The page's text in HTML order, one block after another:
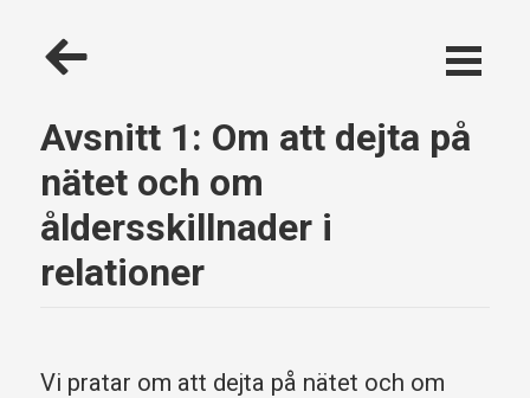
radio
Gå
Avsnitt 1: Om att dejta på
nätet och om
åldersskillnader i
relationer
Vi pratar om att dejta på nätet och om